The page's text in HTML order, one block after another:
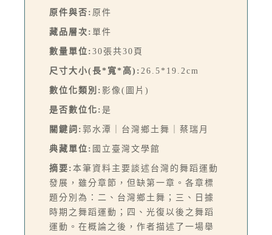
原件與否: 原件
藏品層次: 單件
數量單位: 30張共30頁
尺寸大小(長*寬*高): 26.5*19.2cm
數位化類別: 影像(圖片)
是否數位化: 是
關鍵詞: 郭水潭｜台灣鄉土舞｜蔡瑞月
典藏單位: 國立臺灣文學館
摘要: 本筆資料主要談述台灣的舞蹈運動
發展，雖分章節，但缺第一章。各章標
題分別為：二、台灣鄉土舞；三、日據
時期之舞蹈運動；四、光復以後之舞蹈
運動。在概論之後，作者描述了一場舉